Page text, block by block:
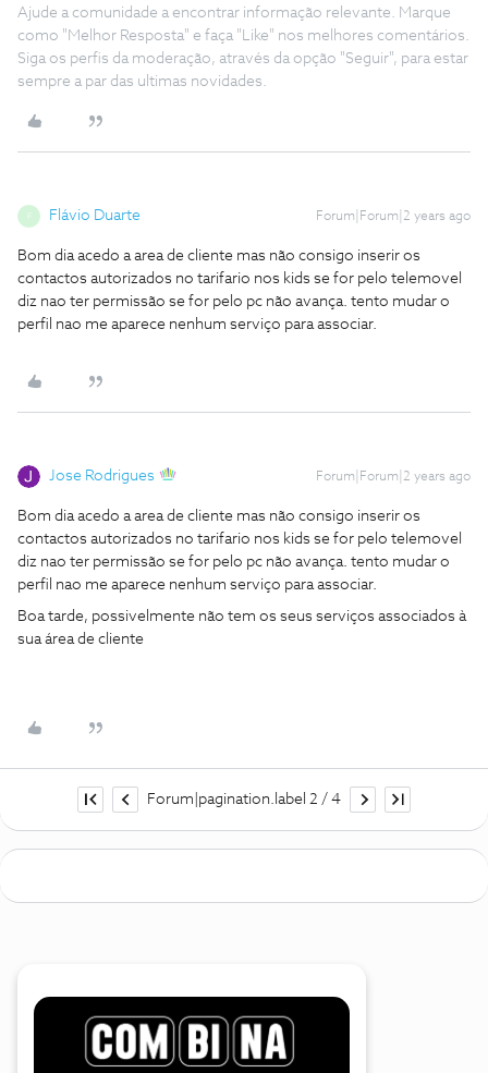
Ajude a comunidade a encontrar informação relevante. Marque
como "Melhor Resposta" e faça "Like" nos melhores comentários.
Siga os perfis da moderação, através da opção "Seguir", para estar
sempre a par das ultimas novidades.
Flávio Duarte Forum|Forum|2 years ago
Bom dia acedo a area de cliente mas não consigo inserir os
contactos autorizados no tarifario nos kids se for pelo telemovel
diz nao ter permissão se for pelo pc não avança. tento mudar o
perfil nao me aparece nenhum serviço para associar.
Jose Rodrigues Forum|Forum|2 years ago
Bom dia acedo a area de cliente mas não consigo inserir os
contactos autorizados no tarifario nos kids se for pelo telemovel
diz nao ter permissão se for pelo pc não avança. tento mudar o
perfil nao me aparece nenhum serviço para associar.
Boa tarde, possivelmente não tem os seus serviços associados à
sua área de cliente
Forum|pagination.label 2 / 4